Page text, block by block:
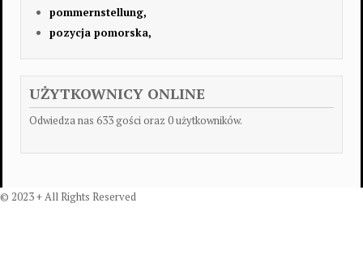
pommernstellung,
pozycja pomorska,
UŻYTKOWNICY ONLINE
Odwiedza nas 633 gości oraz 0 użytkowników.
© 2023 + All Rights Reserved